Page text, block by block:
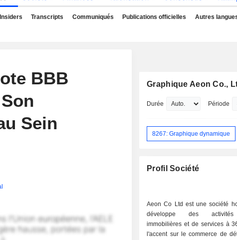
Insiders Transcripts Communiqués Publications officielles Autres
BBB
Sein
Graphique Aeon Co.,
Durée Période
8267: Graphique dynamique
Profil Société
Aeon Co Ltd est une société
développe des activités
immobilières et de services à
l'accent sur le commerce de